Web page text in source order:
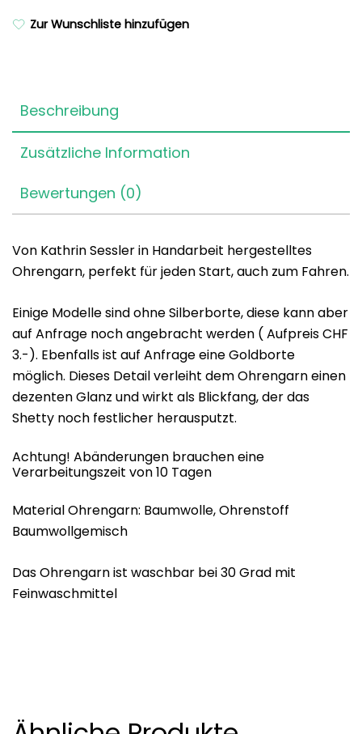
Zur Wunschliste hinzufügen
Beschreibung
Zusätzliche Information
Bewertungen (0)
Von Kathrin Sessler in Handarbeit hergestelltes
Ohrengarn, perfekt für jeden Start, auch zum Fahren.
Einige Modelle sind ohne Silberborte, diese kann aber
auf Anfrage noch angebracht werden ( Aufpreis CHF
3.-). Ebenfalls ist auf Anfrage eine Goldborte
möglich. Dieses Detail verleiht dem Ohrengarn einen
dezenten Glanz und wirkt als Blickfang, der das
Shetty noch festlicher herausputzt.
Achtung! Abänderungen brauchen eine
Verarbeitungszeit von 10 Tagen
Material Ohrengarn: Baumwolle, Ohrenstoff
Baumwollgemisch
Das Ohrengarn ist waschbar bei 30 Grad mit
Feinwaschmittel